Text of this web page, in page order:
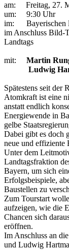
am: Freitag, 27.
um: 9:30 Uhr
im: Bayerischen
im Anschluss Bild-
Landtags
mit: Martin
Ludwig
Spätestens seit der
Atomkraft ist eine
anstatt endlich
Energiewende in
gelbe
Dabei gibt es doch
neue und effiziente
Unter dem
Landtagsfraktion
Bayern, um sich
Erfolgsbeispiele,
Baustellen zu
Zum Tourstart
aufzeigen, wie die
Chancen sich
eröffnen.
Im Anschluss an
und Ludwig